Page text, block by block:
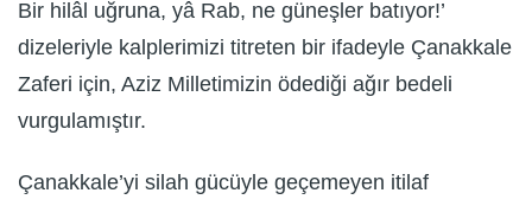
Bir hilâl uğruna, yâ Rab, ne güneşler batıyor!’
dizeleriyle kalplerimizi titreten bir ifadeyle Çanakkale
Zaferi için, Aziz Milletimizin ödediği ağır bedeli
vurgulamıştır.
Çanakkale’yi silah gücüyle geçemeyen itilaf